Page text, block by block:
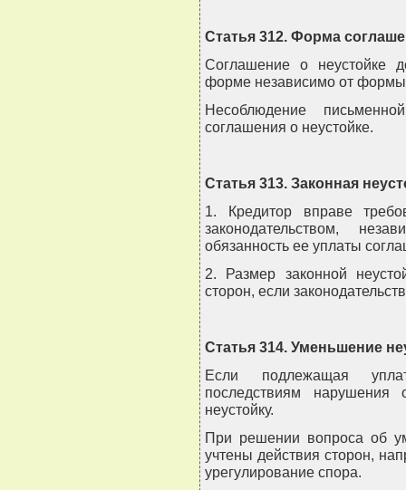
Статья 312. Форма
Соглашение о неустойке
форме независимо от формы
Несоблюдение
соглашения о неустойке.
Статья 313. Законная
1. Кредитор вправе
законодательством,
обязанность ее уплаты
2. Размер законной
сторон, если
Статья 314. Уменьшение
Если подлежащая
последствиям нарушения
неустойку.
При решении вопроса об
учтены действия сторон,
урегулирование спора.